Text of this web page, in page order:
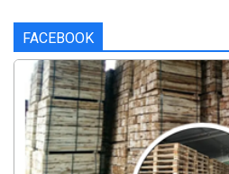
hàng & đối tác
FACEBOOK